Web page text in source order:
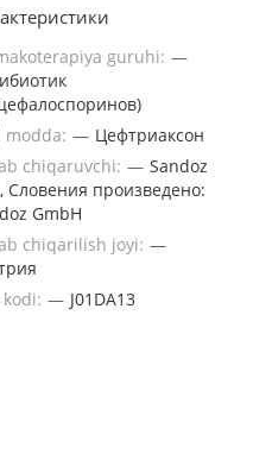
guruhi: —
modda: — Цефтриаксон
chiqaruvchi: — Sandoz
Словения произведено:
GmbH
chiqarilish joyi: —
kodi: — J01DA13